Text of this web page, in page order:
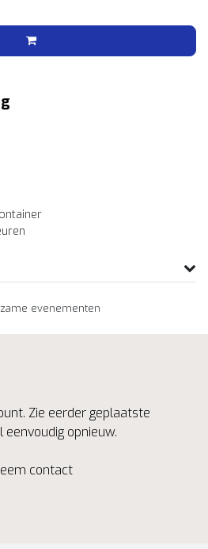
evenementen
Zie eerder geplaatste
opnieuw.
contact